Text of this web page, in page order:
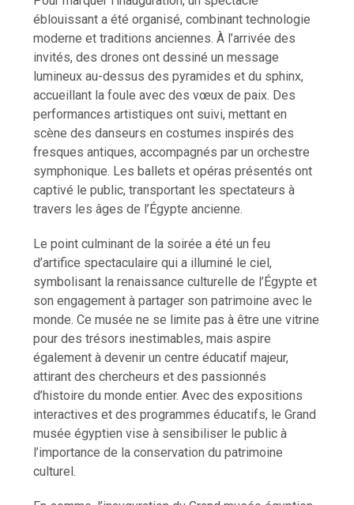
éblouissant a été organisé, combinant technologie
moderne et traditions anciennes. À l’arrivée des
invités, des drones ont dessiné un message
lumineux au-dessus des pyramides et du sphinx,
accueillant la foule avec des vœux de paix. Des
performances artistiques ont suivi, mettant en
scène des danseurs en costumes inspirés des
fresques antiques, accompagnés par un orchestre
symphonique. Les ballets et opéras présentés ont
captivé le public, transportant les spectateurs à
travers les âges de l’Égypte ancienne.
Le point culminant de la soirée a été un feu
d’artifice spectaculaire qui a illuminé le ciel,
symbolisant la renaissance culturelle de l’Égypte et
son engagement à partager son patrimoine avec le
monde. Ce musée ne se limite pas à être une vitrine
pour des trésors inestimables, mais aspire
également à devenir un centre éducatif majeur,
attirant des chercheurs et des passionnés
d’histoire du monde entier. Avec des expositions
interactives et des programmes éducatifs, le Grand
musée égyptien vise à sensibiliser le public à
l’importance de la conservation du patrimoine
culturel.